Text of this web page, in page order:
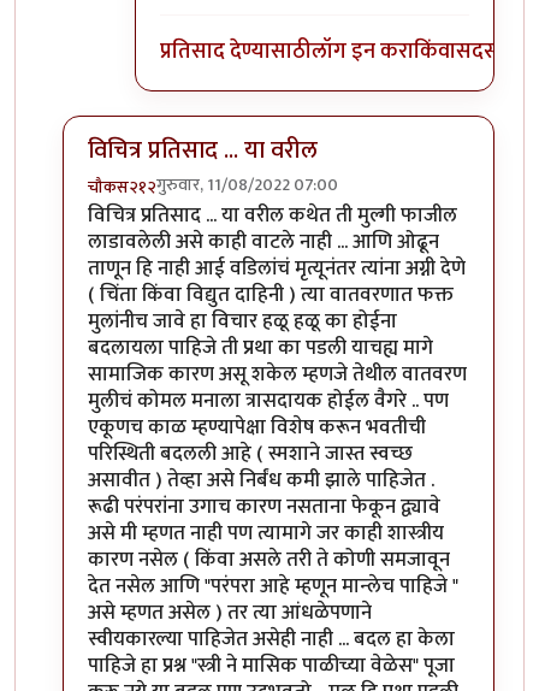
प्रतिसाद देण्यासाठीलॉग इन कराकिंवासदस्य व्हा
विचित्र प्रतिसाद ... या वरील
चौकस२१२गुरुवार, 11/08/2022 07:00
In reply toउगाचचbyप्रसाद गोडबोले
विचित्र प्रतिसाद ... या वरील कथेत ती मुल्गी फाजील
लाडावलेली असे काही वाटले नाही ... आणि ओढून
ताणून हि नाही आई वडिलांचं मृत्यूनंतर त्यांना अग्नी देणे
( चिंता किंवा विद्युत दाहिनी ) त्या वातवरणात फक्त
मुलांनीच जावे हा विचार हळू हळू का होईना
बदलायला पाहिजे ती प्रथा का पडली याचह्य मागे
सामाजिक कारण असू शकेल म्हणजे तेथील वातवरण
मुलीचं कोमल मनाला त्रासदायक होईल वैगरे .. पण
एकूणच काळ म्हण्यापेक्षा विशेष करून भवतीची
परिस्थिती बदलली आहे ( स्मशाने जास्त स्वच्छ
असावीत ) तेव्हा असे निर्बंध कमी झाले पाहिजेत .
रूढी परंपरांना उगाच कारण नसताना फेकून द्व्यावे
असे मी म्हणत नाही पण त्यामागे जर काही शास्त्रीय
कारण नसेल ( किंवा असले तरी ते कोणी समजावून
देत नसेल आणि "परंपरा आहे म्हणून मान्लेच पाहिजे "
असे म्हणत असेल ) तर त्या आंधळेपणाने
स्वीयकारल्या पाहिजेत असेही नाही ... बदल हा केला
पाहिजे हा प्रश्न "स्त्री ने मासिक पाळीच्या वेळेस" पूजा